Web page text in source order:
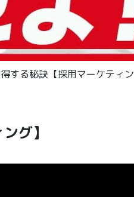
する秘訣【採用マーケティン
グ】